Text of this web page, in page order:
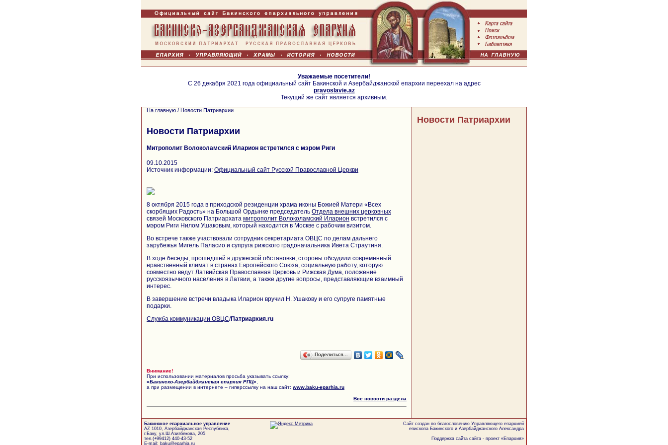
Уважаемые посетители!
С 26 декабря 2021 года официальный сайт Бакинской и Азербайджанской епархии переехал на адрес
pravoslavie.az
Текущий же сайт является архивным.
На главную / Новости Патриархии
Новости Патриархии
Митрополит Волоколамский Иларион встретился с мэром Риги
09.10.2015
Источник информации: Официальный сайт Русской Православной Церкви
8 октября 2015 года в приходской резиденции храма иконы Божией Матери «Всех
скорбящих Радость» на Большой Ордынке председатель Отдела внешних церковных
связей Московского Патриархата митрополит Волоколамский Иларион встретился с
мэром Риги Нилом Ушаковым, который находится в Москве с рабочим визитом.
Во встрече также участвовали сотрудник секретариата ОВЦС по делам дальнего
зарубежья Мигель Паласио и супруга рижского градоначальника Ивета Страутиня.
В ходе беседы, прошедшей в дружеской обстановке, стороны обсудили современный
нравственный климат в странах Европейского Союза, социальную работу, которую
совместно ведут Латвийская Православная Церковь и Рижская Дума, положение
русскоязычного населения в Латвии, а также другие вопросы, представляющие взаимный
интерес.
В завершение встречи владыка Иларион вручил Н. Ушакову и его супруге памятные
подарки.
Служба коммуникации ОВЦС/Патриархия.ru
Поделиться…
Внимание!
При использовании материалов просьба указывать ссылку:
«Бакинско-Азербайджанская епархия РПЦ»
а при размещении в интернете – гиперссылку на наш сайт: www.baku-eparhia.ru
Все новости раздела
Новости Патриархии
Бакинское епархиальное управление
AZ 1010, Азербайджанская Республика,
г.Баку, ул.Ш.Азизбекова, 205
тел.(+99412) 440-43-52
E-mail: baku@eparhia.ru
Сайт создан по благословению Управляющего епархией
епископа Бакинского и Азербайджанского Александра
Поддержка сайта сайта - проект «Епархия»